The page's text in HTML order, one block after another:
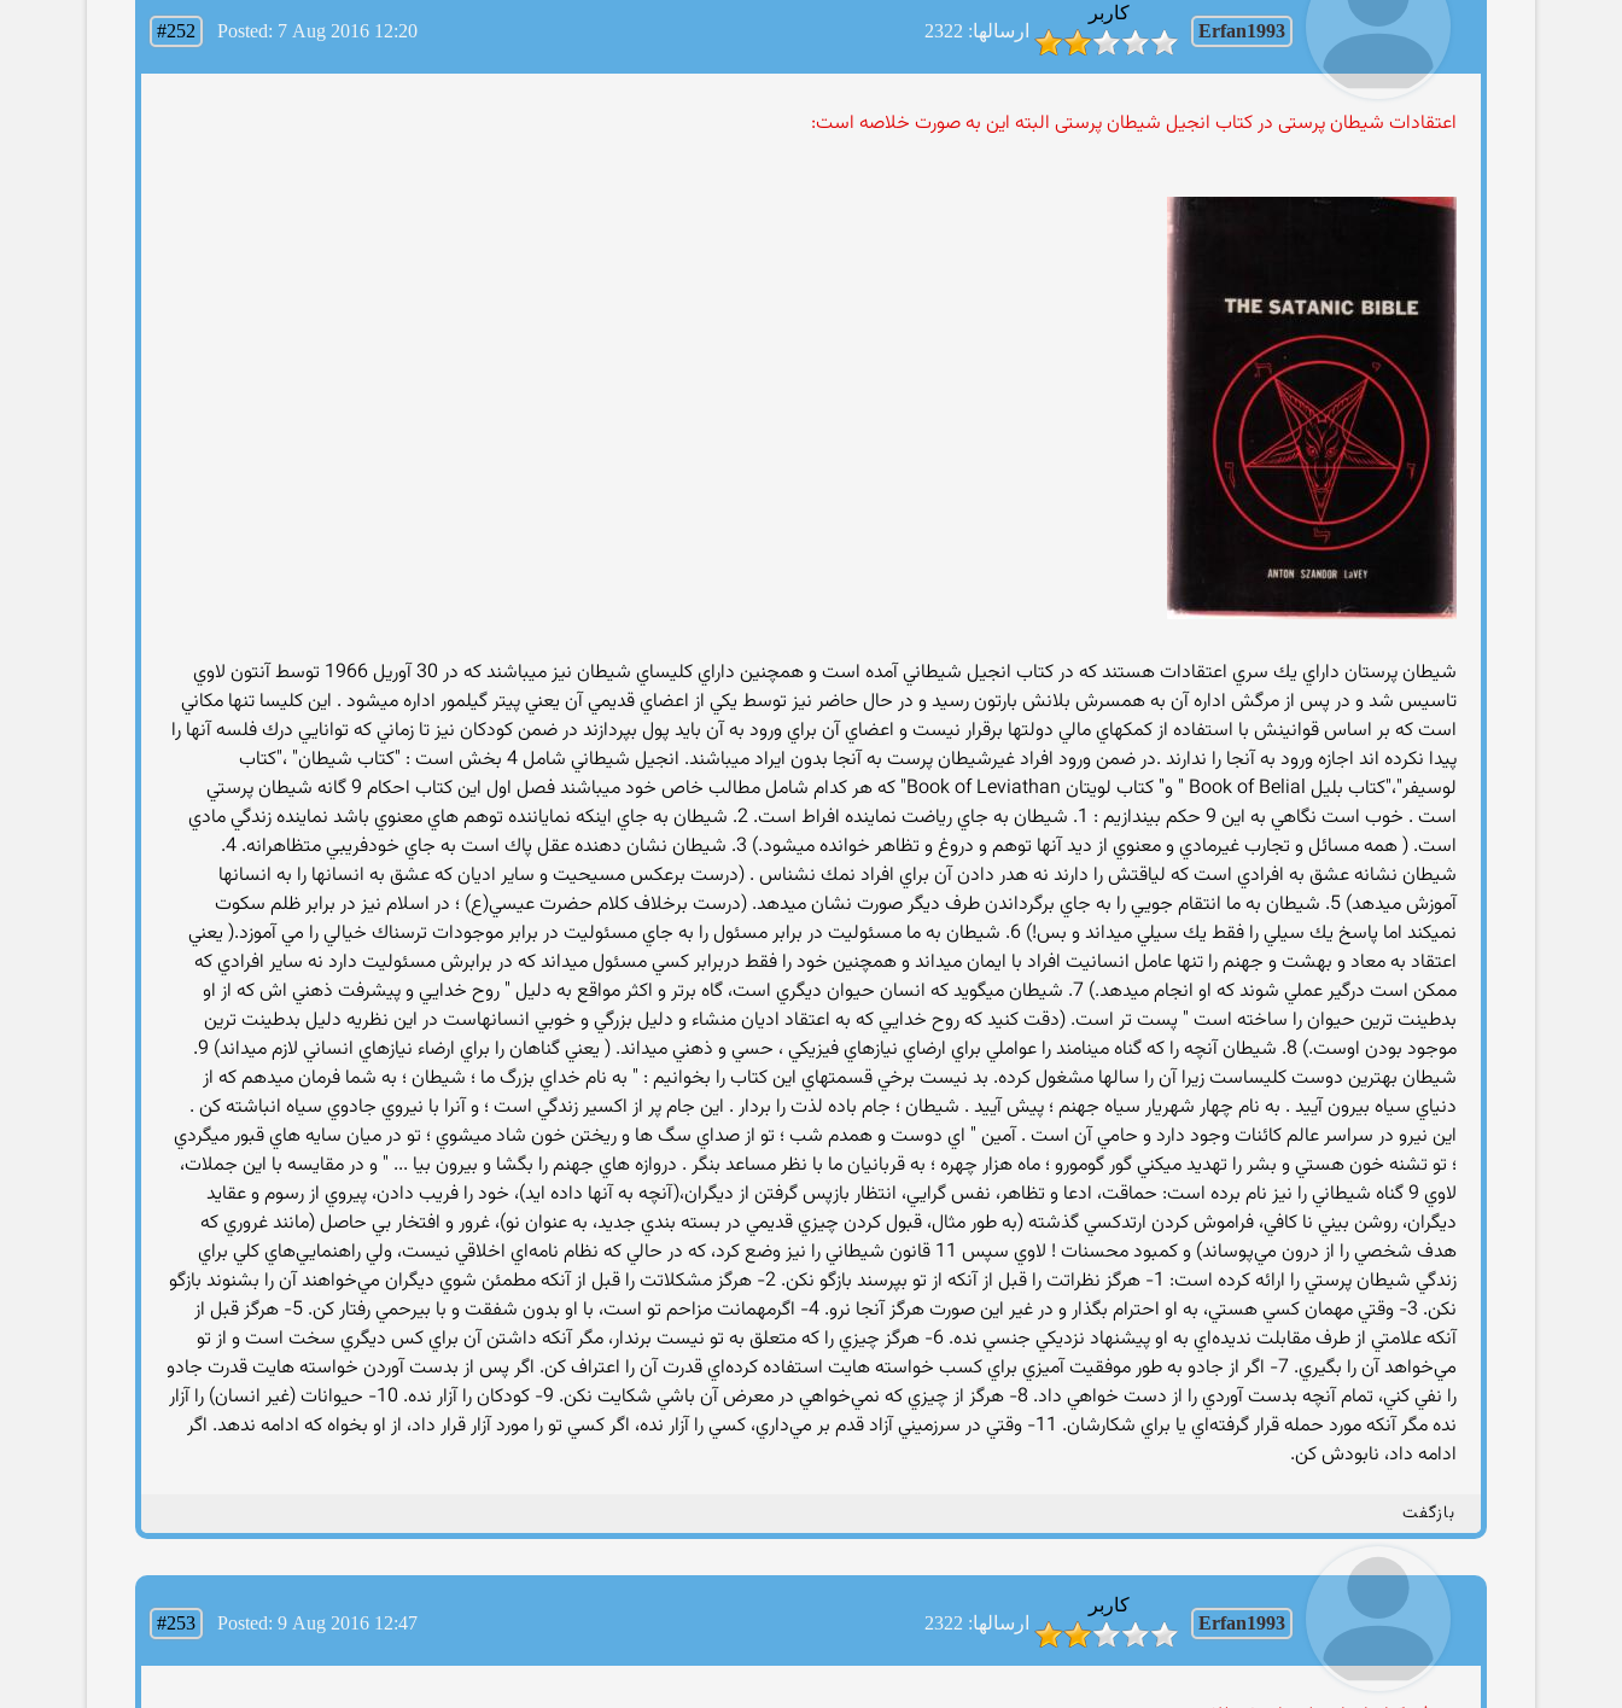
Erfan1993
کاربر
ارسالها: 2322
#252 Posted: 7 Aug 2016 12:20
اعتقادات شیطان پرستی در کتاب انجیل شیطان پرستی البته این به صورت خلاصه است:
شيطان پرستان داراي يك سري اعتقادات هستند كه در كتاب انجيل شيطاني آمده است و همچنين داراي كليساي شيطان نيز ميباشند كه در 30 آوريل 1966 توسط آنتون لاوي
تاسيس شد و در پس از مرگش اداره آن به همسرش بلانش بارتون رسيد و در حال حاضر نيز توسط يكي از اعضاي قديمي آن يعني پيتر گيلمور اداره ميشود . اين كليسا تنها مكاني‌
است كه بر اساس قوانينش با استفاده از كمكهاي مالي دولتها برقرار نيست و اعضاي آن براي ورود به آن بايد پول بپردازند در ضمن كودكان نيز تا زماني كه توانايي درك فلسه آنها را
پيدا نكرده اند اجازه ورود به آنجا را ندارند .در ضمن ورود افراد غيرشيطان پرست به آنجا بدون ايراد ميباشند. انجيل شيطاني شامل 4 بخش است : "كتاب شيطان" ،"كتاب
لوسيفر"،"كتاب بليل Book of Belial " و" كتاب لويتان Book of Leviathan" كه هر كدام شامل مطالب خاص خود ميباشند فصل اول اين كتاب احكام 9 گانه شيطان پرستي
است . خوب است نگاهي به اين 9 حكم بيندازيم : 1. شيطان به جاي رياضت نماينده افراط است. 2. شيطان به جاي اينكه نماياننده توهم هاي معنوي باشد نماينده زندگي مادي
است. ( همه مسائل و تجارب غيرمادي و معنوي از ديد آنها توهم و دروغ و تظاهر خوانده ميشود.) 3. شيطان نشان دهنده عقل پاك است به جاي خودفريبي متظاهرانه. 4.
شيطان نشانه عشق به افرادي است كه لياقتش را دارند نه هدر دادن آن براي افراد نمك نشناس . (درست برعكس مسيحيت و ساير اديان كه عشق به انسانها را به انسانها
آموزش ميدهد) 5. شيطان به ما انتقام جويي را به جاي برگرداندن طرف ديگر صورت نشان ميدهد. (درست برخلاف كلام حضرت عيسي(ع) ؛ در اسلام نيز در برابر ظلم سكوت
نميكند اما پاسخ يك سيلي را فقط يك سيلي ميداند و بس!) 6. شيطان به ما مسئوليت در برابر مسئول را به جاي مسئوليت در برابر موجودات ترسناك خيالي را مي آموزد.( يعني
اعتقاد به معاد و بهشت و جهنم را تنها عامل انسانيت افراد با ايمان ميداند و همچنين خود را فقط دربرابر كسي مسئول ميداند كه در برابرش مسئوليت دارد نه ساير افرادي كه
ممكن است درگير عملي شوند كه او انجام ميدهد.) 7. شيطان ميگويد كه انسان حيوان ديگري است، گاه برتر و اكثر مواقع به دليل " روح خدايي و پيشرفت ذهني اش كه از او
بدطينت ترين حيوان را ساخته است " پست تر است. (دقت كنيد كه روح خدايي كه به اعتقاد اديان منشاء و دليل بزرگي و خوبي انسانهاست در اين نظريه دليل بدطينت ترين
موجود بودن اوست.) 8. شيطان آنچه را كه گناه مينامند را عواملي براي ارضاي نيازهاي فيزيكي ، حسي و ذهني ميداند. ( يعني گناهان را براي ارضاء نيازهاي انساني لازم ميداند) 9.
شيطان بهترين دوست كليساست زيرا آن را سالها مشغول كرده. بد نيست برخي قسمتهاي اين كتاب را بخوانيم : " به نام خداي بزرگ ما ؛ شيطان ؛ به شما فرمان ميدهم كه از
دنياي سياه بيرون آييد . به نام چهار شهريار سياه جهنم ؛ پيش آييد . شيطان ؛ جام باده لذت را بردار . اين جام پر از اكسير زندگي است ؛ و آنرا با نيروي جادوي سياه انباشته كن .
اين نيرو در سراسر عالم كائنات وجود دارد و حامي آن است . آمين " اي دوست و همدم شب ؛ تو از صداي سگ ها و ريختن خون شاد ميشوي ؛ تو در ميان سايه هاي قبور ميگردي
؛ تو تشنه خون هستي و بشر را تهديد ميكني گور گومورو ؛ ماه هزار چهره ؛ به قربانيان ما با نظر مساعد بنگر . دروازه هاي جهنم را بگشا و بيرون بيا ... " و در مقايسه با اين جملات،
لاوي 9 گناه شيطاني را نيز نام برده است: حماقت، ادعا و تظاهر، نفس گرايي، انتظار بازپس گرفتن از ديگران،(آنچه به آنها داده ايد)، خود را فريب دادن، پيروي از رسوم و عقايد
ديگران، روشن بيني نا كافي، فراموش كردن ارتدكسي گذشته (به طور مثال، قبول كردن چيزي قديمي در بسته بندي جديد، به عنوان نو)، غرور و افتخار بي حاصل (مانند غروري كه
هدف شخصي را از درون مي‌‌پوساند) و كمبود محسنات ! لاوي سپس 11 قانون شيطاني را نيز وضع كرد، كه در حالي كه نظام نامه‌اي اخلاقي نيست، ولي راهنمايي‌هاي كلي براي
زندگي شيطان پرستي را ارائه كرده است: 1- هرگز نظراتت را قبل از آنكه از تو بپرسند بازگو نكن. 2- هرگز مشكلاتت را قبل از آنكه مطمئن شوي ديگران مي‌خواهند آن را بشنوند بازگو
نكن. 3- وقتي مهمان كسي هستي، به او احترام بگذار و در غير اين صورت هرگز آنجا نرو. 4- اگرمهمانت مزاحم تو است، با او بدون شفقت و با بيرحمي رفتار كن. 5- هرگز قبل از
آنكه علامتي از طرف مقابلت نديده‌اي به او پيشنهاد نزديكي جنسي نده. 6- هرگز چيزي را كه متعلق به تو نيست برندار، مگر آنكه داشتن آن براي كس ديگري سخت است و از تو
مي‌خواهد آن را بگيري. 7- اگر از جادو به طور موفقيت آميزي براي كسب خواسته هايت استفاده كرده‌اي قدرت آن را اعتراف كن. اگر پس از بدست آوردن خواسته هايت قدرت جادو
را نفي كني، تمام آنچه بدست آوردي را از دست خواهي داد. 8- هرگز از چيزي كه نمي‌خواهي در معرض آن باشي شكايت نكن. 9- كودكان را آزار نده. 10- حيوانات (غير انسان) را آزار
نده مگر آنكه مورد حمله قرار گرفته‌اي يا براي شكارشان. 11- وقتي در سرزميني آزاد قدم بر مي‌داري، كسي را آزار نده، اگر كسي تو را مورد آزار قرار داد، از او بخواه كه ادامه ندهد. اگر
ادامه داد، نابودش كن.
بازگفت
Erfan1993
کاربر
ارسالها: 2322
#253 Posted: 9 Aug 2016 12:47